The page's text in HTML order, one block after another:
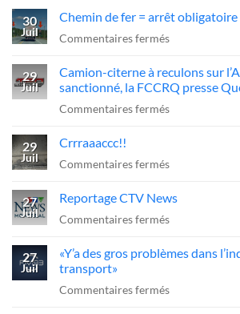
30
Juil
Chemin de fer = arrêt obligatoire
Commentaires ferméssur
de
fer
=
??
29
Juil
Camion-citerne à reculons sur
sanctionné, la FCCRQ presse
Commentaires ferméssur
à
sur
l’A-
:
chauffeur
29
Juil
Crrraaaccc!!
Commentaires ferméssur
27
Juil
Reportage CTV News
Commentaires ferméssur
CTV
27
Juil
«Y’a des gros problèmes dans
transport»
Commentaires ferméssur